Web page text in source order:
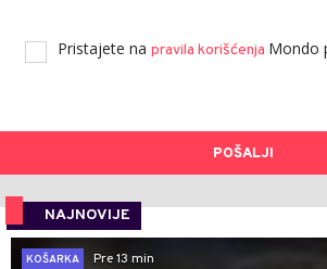
Pristajete na pravila korišćenja Mondo
POŠALJI
NAJNOVIJE
KOŠARKA
Pre 13 min